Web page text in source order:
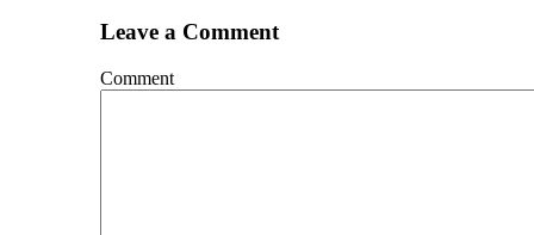
Leave a Comment
Comment